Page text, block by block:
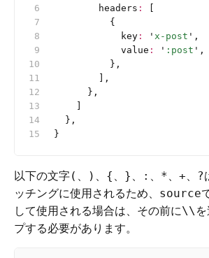
        headers
:
          {
            key
: ' x-post ' ,
            value
: ' :post ' ,
          },
        ],
      },
  },
}
以下の文字( 、 ) 、 { 、 } 、 : 、 *、 +、 ?
ッチングに使用されるため、 source
して使用される場合は、その前に\\
プする必要があります。